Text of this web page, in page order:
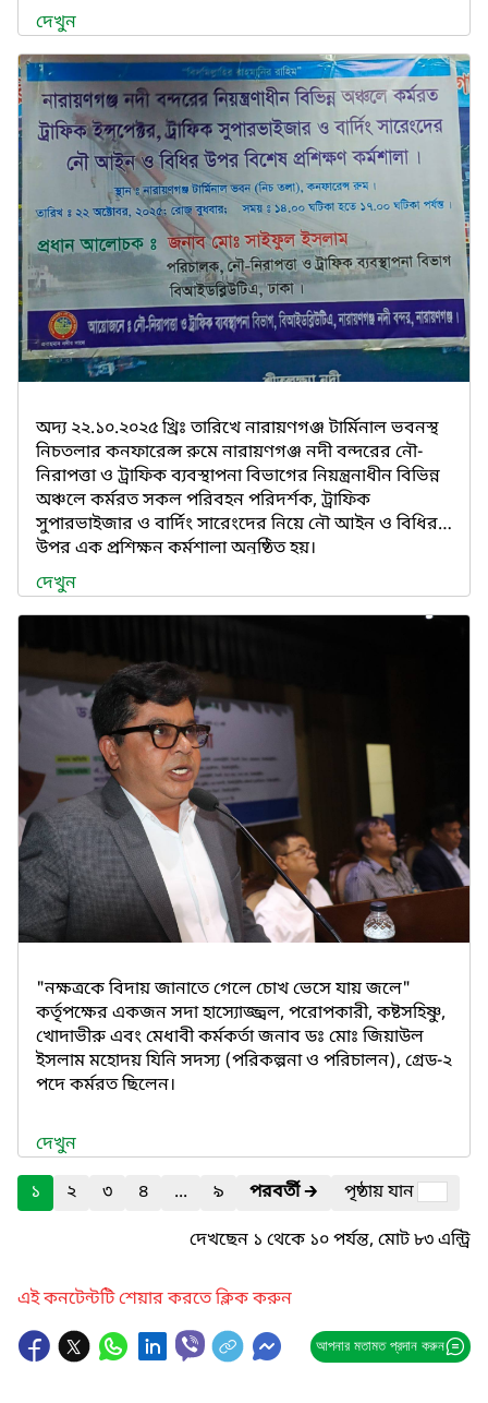
দেখুন
অদ্য ২২.১০.২০২৫ খ্রিঃ তারিখে নারায়ণগঞ্জ টার্মিনাল ভবনস্থ
নিচতলার কনফারেন্স রুমে নারায়ণগঞ্জ নদী বন্দরের নৌ-
নিরাপত্তা ও ট্রাফিক ব্যবস্থাপনা বিভাগের নিয়ন্ত্রনাধীন বিভিন্ন
অঞ্চলে কর্মরত সকল পরিবহন পরিদর্শক, ট্রাফিক
সুপারভাইজার ও বার্দিং সারেংদের নিয়ে নৌ আইন ও বিধির
উপর এক প্রশিক্ষন কর্মশালা অনুষ্ঠিত হয়।
দেখুন
"নক্ষত্রকে বিদায় জানাতে গেলে চোখ ভেসে যায় জলে"
কর্তৃপক্ষের একজন সদা হাস্যোজ্জ্বল, পরোপকারী, কষ্টসহিষ্ণু,
খোদাভীরু এবং মেধাবী কর্মকর্তা জনাব ডঃ মোঃ জিয়াউল
ইসলাম মহোদয় যিনি সদস্য (পরিকল্পনা ও পরিচালন), গ্রেড-২
পদে কর্মরত ছিলেন।
দেখুন
১
২ ৩ ৪ ... ৯ পরবর্তী🡲
পৃষ্ঠায় যান
দেখছেন ১ থেকে ১০ পর্যন্ত, মোট ৮৩ এন্ট্রি
এই কনটেন্টটি শেয়ার করতে ক্লিক করুন
আপনার মতামত প্রদান করুন